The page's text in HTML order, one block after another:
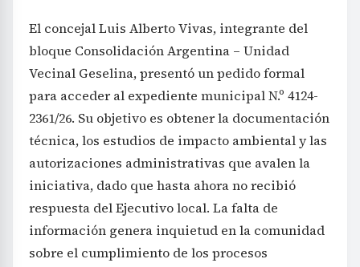
El concejal Luis Alberto Vivas, integrante del
bloque Consolidación Argentina – Unidad
Vecinal Geselina, presentó un pedido formal
para acceder al expediente municipal N.º 4124-
2361/26. Su objetivo es obtener la documentación
técnica, los estudios de impacto ambiental y las
autorizaciones administrativas que avalen la
iniciativa, dado que hasta ahora no recibió
respuesta del Ejecutivo local. La falta de
información genera inquietud en la comunidad
sobre el cumplimiento de los procesos